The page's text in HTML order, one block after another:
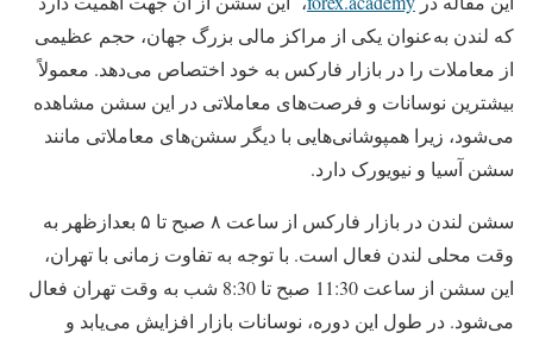
که لندن به‌عنوان یکی از مراکز مالی بزرگ جهان، حجم عظیمی
از معاملات را در بازار فارکس به خود اختصاص می‌دهد. معمولاً
بیشترین نوسانات و فرصت‌های معاملاتی در این سشن مشاهده
می‌شود، زیرا همپوشانی‌هایی با دیگر سشن‌های معاملاتی مانند
سشن آسیا و نیویورک دارد.
سشن لندن در بازار فارکس از ساعت ۸ صبح تا ۵ بعدازظهر به
وقت محلی لندن فعال است. با توجه به تفاوت زمانی با تهران،
این سشن از ساعت 11:30 صبح تا 8:30 شب به وقت تهران فعال
می‌شود. در طول این دوره، نوسانات بازار افزایش می‌یابد و